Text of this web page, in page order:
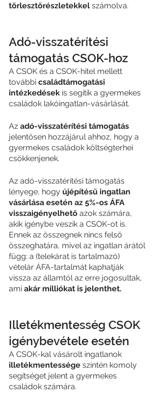
törlesztőrészletekkel számolva.
Adó-visszatérítési
támogatás CSOK-hoz
A CSOK és a CSOK-hitel mellett
további családtámogatási
intézkedések is segítik a gyermekes
családok lakóingatlan-vásárlását.
Az adó-visszatérítési támogatás
jelentősen hozzájárul ahhoz, hogy a
gyermekes családok költségterhei
csökkenjenek.
Az adó-visszatérítési támogatás
lényege, hogy újépítésű ingatlan
vásárlása esetén az 5%-os ÁFA
visszaigényelhető azok számára,
akik igénybe veszik a CSOK-ot is.
Ennek az összegnek nincs felső
összeghatára, mivel az ingatlan árától
függ: a (telekárat is tartalmazó)
vételár ÁFA-tartalmát kaphatják
vissza az államtól az erre jogosultak,
ami akár milliókat is jelenthet.
Illetékmentesség CSOK
igénybevétele esetén
A CSOK-kal vásárolt ingatlanok
illetékmentessége szintén komoly
segítséget jelent a gyermekes
családok számára.